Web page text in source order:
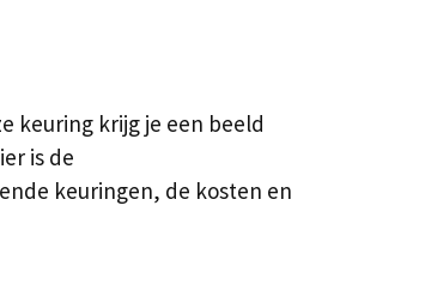
keuring krijg je een beeld
is de
keuringen, de kosten en